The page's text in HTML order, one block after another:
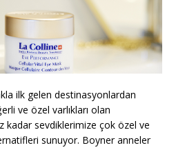
ilk gelen destinasyonlardan
ve özel varlıkları olan
kadar sevdiklerimize çok özel ve
sunuyor. Boyner anneler